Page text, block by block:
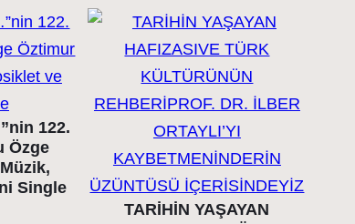
122.
Özge
Single
TARİHİN YAŞAYAN